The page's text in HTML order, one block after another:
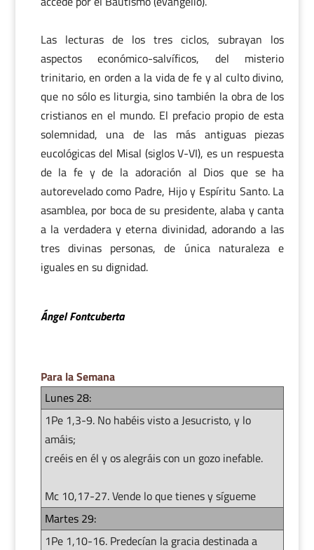
Las lecturas de los tres ciclos, subrayan los
aspectos económico-salvíficos, del misterio
trinitario, en orden a la vida de fe y al culto divino,
que no sólo es liturgia, sino también la obra de los
cristianos en el mundo. El prefacio propio de esta
solemnidad, una de las más antiguas piezas
eucológicas del Misal (siglos V-VI), es un respuesta
de la fe y de la adoración al Dios que se ha
autorevelado como Padre, Hijo y Espíritu Santo. La
asamblea, por boca de su presidente, alaba y canta
a la verdadera y eterna divinidad, adorando a las
tres divinas personas, de única naturaleza e
iguales en su dignidad.
Ángel Fontcuberta
Para la Semana
Lunes 28:
1Pe 1,3-9. No habéis visto a Jesucristo, y lo
amáis;
creéis en él y os alegráis con un gozo inefable.
Mc 10,17-27. Vende lo que tienes y sígueme
Martes 29:
1Pe 1,10-16. Predecían la gracia destinada a